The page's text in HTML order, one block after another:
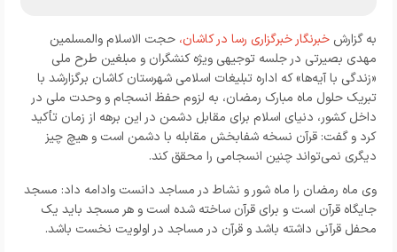
به گزارش خبرنگار خبرگزاری رسا در کاشان، حجت الاسلام والمسلمین
مهدی بصیرتی در جلسه توجیهی ویژه کنشگران و مبلغین طرح ملی
«زندگی با آیه‌ها» که اداره تبلیغات اسلامی شهرستان کاشان برگزارشد با
تبریک حلول ماه مبارک رمضان، به لزوم حفظ انسجام و وحدت ملی در
داخل کشور، دنیای اسلام برای مقابل دشمن در این برهه از زمان تأکید
کرد و گفت: قرآن نسخه شفابخش مقابله با دشمن است و هیچ چیز
دیگری نمی‌تواند چنین انسجامی را محقق کند.
وی ماه رمضان را ماه شور و نشاط در مساجد دانست وادامه داد: مسجد
جایگاه قرآن است و برای قرآن ساخته شده است و هر مسجد باید یک
محفل قرآنی داشته باشد و قرآن در مساجد در اولویت نخست باشد.